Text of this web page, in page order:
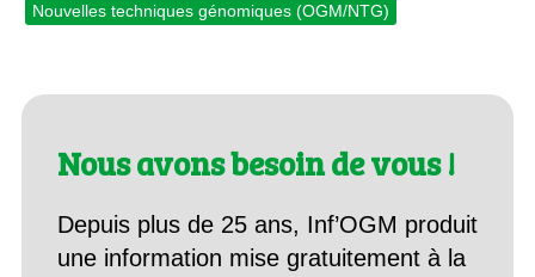
Nouvelles techniques génomiques (OGM/NTG)
Nous avons besoin de vous !
Depuis plus de 25 ans, Inf’OGM produit
une information mise gratuitement à la